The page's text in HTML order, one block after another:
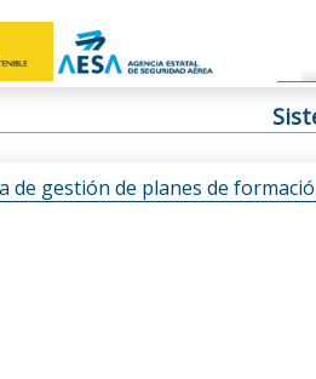
de gestión de planes de